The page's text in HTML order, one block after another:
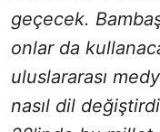
geçecek.
onlar da
uluslararası
nasıl dil